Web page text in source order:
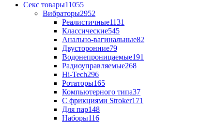
Секс товары11055
Вибраторы2952
Реалистичные1131
Классические545
Анально-вагинальные82
Двусторонние79
Водонепроницаемые191
Радиоуправляемые268
Hi-Tech296
Ротаторы165
Компьютерного типа37
С фрикциями Stroker171
Для пар148
Наборы116